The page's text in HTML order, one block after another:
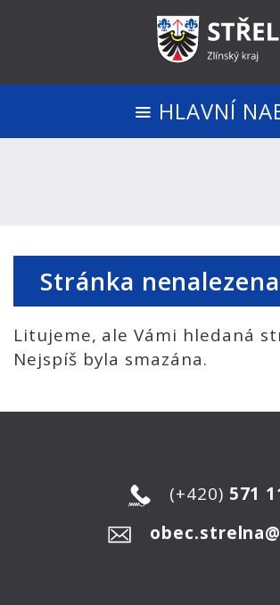
HLAVNÍ
Stránka
Litujeme, ale Vámi hledaná
Nejspíš byla smazána.
(+420) 571